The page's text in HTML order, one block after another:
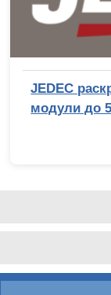
JEDEC
модули до